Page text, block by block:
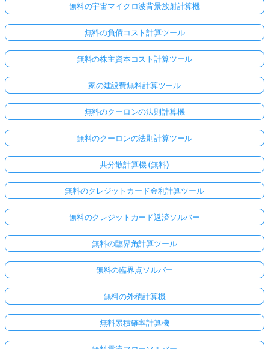
無料の宇宙マイクロ波背景放射計算機
無料の負債コスト計算ツール
無料の株主資本コスト計算ツール
家の建設費無料計算ツール
無料のクーロンの法則計算機
無料のクーロンの法則計算ツール
共分散計算機 (無料)
無料のクレジットカード金利計算ツール
無料のクレジットカード返済ソルバー
無料の臨界角計算ツール
無料の臨界点ソルバー
無料の外積計算機
無料累積確率計算機